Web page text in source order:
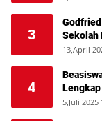
3
Sekolah
13,April
4
5,Juli 2025